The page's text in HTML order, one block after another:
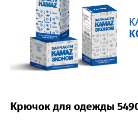
Крючок для одежды